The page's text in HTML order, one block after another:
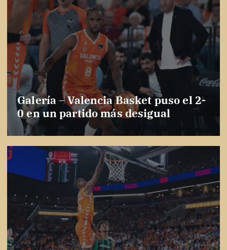
Galería – Valencia Basket puso el 2-
0 en un partido más desigual